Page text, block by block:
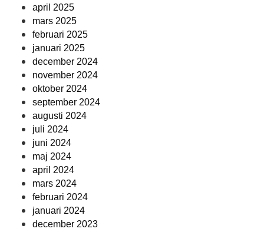
april 2025
mars 2025
februari 2025
januari 2025
december 2024
november 2024
oktober 2024
september 2024
augusti 2024
juli 2024
juni 2024
maj 2024
april 2024
mars 2024
februari 2024
januari 2024
december 2023